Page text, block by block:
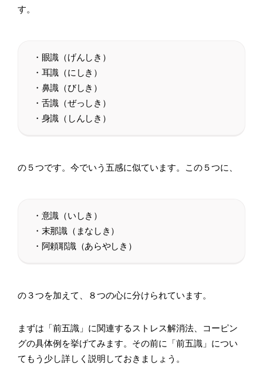
す。
・眼識（げんしき）
・耳識（にしき）
・鼻識（びしき）
・舌識（ぜっしき）
・身識（しんしき）
の５つです。今でいう五感に似ています。この５つに、
・意識（いしき）
・末那識（まなしき）
・阿頼耶識（あらやしき）
の３つを加えて、８つの心に分けられています。
まずは「前五識」に関連するストレス解消法、コーピン
グの具体例を挙げてみます。その前に「前五識」につい
てもう少し詳しく説明しておきましょう。